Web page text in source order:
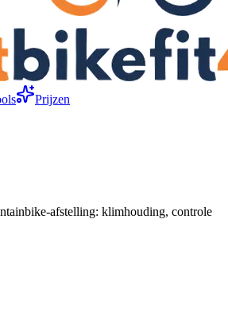
Prijzen
afstelling: klimhouding, controle